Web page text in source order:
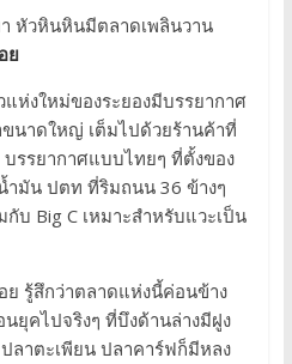
หัวหินหินมีตลาดเพลินวาน
ย
ห่งใหม่ของระยองมีบรรยากาศ
นาดใหญ่ เต็มไปด้วยร้านค้าที่
รรยากาศแบบไทยๆ ที่ตั้งของ
ำมัน ปตท ที่ริมถนน 36 ข้างๆ
บ Big C เหมาะสำหรับแวะเป็น
ย รู้สึกว่าตลาดแห่งนี้ค่อนข้าง
ยุคไปจริงๆ ที่บึงด้านล่างมีฝูง
ลาตะเพียน ปลาคาร์ฟก็มีหลง